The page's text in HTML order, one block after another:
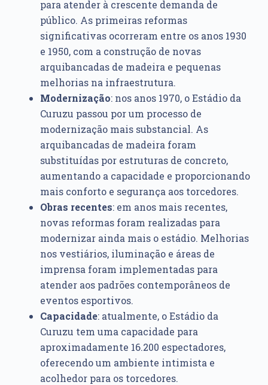
para atender à crescente demanda de
público. As primeiras reformas
significativas ocorreram entre os anos 1930
e 1950, com a construção de novas
arquibancadas de madeira e pequenas
melhorias na infraestrutura.
Modernização: nos anos 1970, o Estádio da
Curuzu passou por um processo de
modernização mais substancial. As
arquibancadas de madeira foram
substituídas por estruturas de concreto,
aumentando a capacidade e proporcionando
mais conforto e segurança aos torcedores.
Obras recentes: em anos mais recentes,
novas reformas foram realizadas para
modernizar ainda mais o estádio. Melhorias
nos vestiários, iluminação e áreas de
imprensa foram implementadas para
atender aos padrões contemporâneos de
eventos esportivos.
Capacidade: atualmente, o Estádio da
Curuzu tem uma capacidade para
aproximadamente 16.200 espectadores,
oferecendo um ambiente intimista e
acolhedor para os torcedores.